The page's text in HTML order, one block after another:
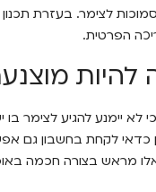
לצימר. בעזרת
הפרטית.
להיות
לא יימנע להגיע לצימר
כדאי לקחת בחשבון
מראש בצורה חכמה